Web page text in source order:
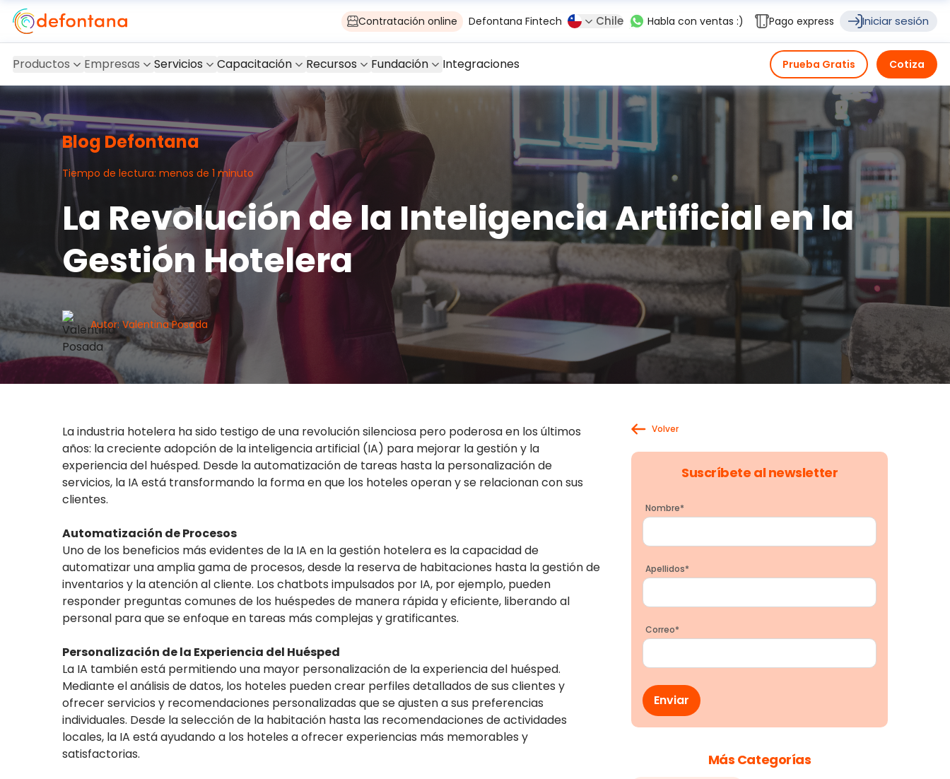
Contratación online Defontana Fintech Chile Habla con ventas :) Pago express Iniciar sesión
Prueba Gratis Cotiza
Productos Empresas Servicios Capacitación Recursos Fundación Integraciones
Blog Defontana
Tiempo de lectura: menos de 1 minuto
La Revolución de la Inteligencia Artificial en la
Gestión Hotelera
Autor: Valentina Posada
La industria hotelera ha sido testigo de una revolución silenciosa pero poderosa en los últimos
años: la creciente adopción de la inteligencia artificial (IA) para mejorar la gestión y la
experiencia del huésped. Desde la automatización de tareas hasta la personalización de
servicios, la IA está transformando la forma en que los hoteles operan y se relacionan con sus
clientes.
Automatización de Procesos
Uno de los beneficios más evidentes de la IA en la gestión hotelera es la capacidad de
automatizar una amplia gama de procesos, desde la reserva de habitaciones hasta la gestión de
inventarios y la atención al cliente. Los chatbots impulsados por IA, por ejemplo, pueden
responder preguntas comunes de los huéspedes de manera rápida y eficiente, liberando al
personal para que se enfoque en tareas más complejas y gratificantes.
Personalización de la Experiencia del Huésped
La IA también está permitiendo una mayor personalización de la experiencia del huésped.
Mediante el análisis de datos, los hoteles pueden crear perfiles detallados de sus clientes y
ofrecer servicios y recomendaciones personalizadas que se ajusten a sus preferencias
individuales. Desde la selección de la habitación hasta las recomendaciones de actividades
locales, la IA está ayudando a los hoteles a ofrecer experiencias más memorables y
satisfactorias.
Volver
Suscríbete al newsletter
Nombre*
Apellidos*
Correo*
Más Categorías